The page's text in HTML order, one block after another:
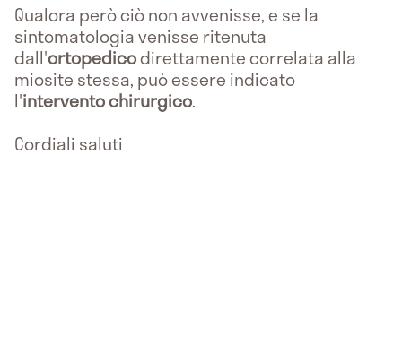
Qualora però ciò non avvenisse, e se la
sintomatologia venisse ritenuta
dall'ortopedicodirettamente correlata alla
miosite stessa, può essere indicato
l'intervento chirurgico.
Cordiali saluti